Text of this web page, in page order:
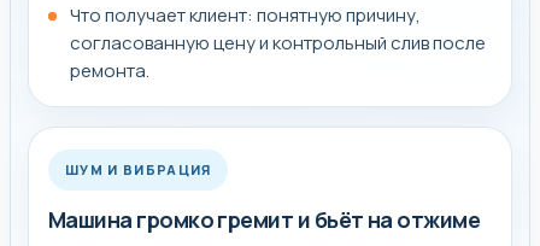
Что получает клиент: понятную причину,
согласованную цену и контрольный слив после
ремонта.
ШУМ И ВИБРАЦИЯ
Машина громко гремит и бьёт на отжиме